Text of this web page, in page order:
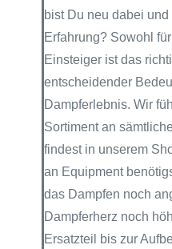
bist Du neu dabei
Erfahrung? Sowohl
Einsteiger ist das
entscheidender
Dampferlebnis. Wir
Sortiment an
findest in unserem
an Equipment
das Dampfen noch
Dampferherz noch
Ersatzteil bis zur